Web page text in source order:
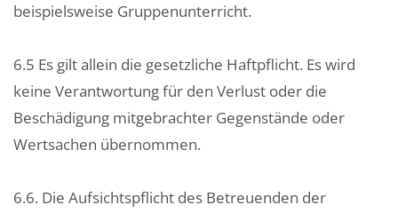
beispielsweise Gruppenunterricht.
6.5 Es gilt allein die gesetzliche Haftpflicht. Es wird
keine Verantwortung für den Verlust oder die
Beschädigung mitgebrachter Gegenstände oder
Wertsachen übernommen.
6.6. Die Aufsichtspflicht des Betreuenden der